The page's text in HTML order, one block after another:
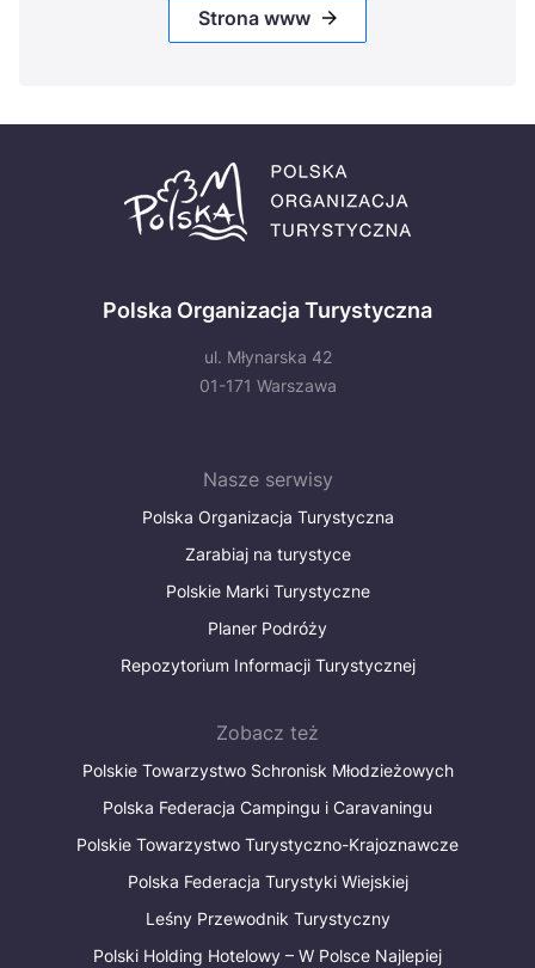
Strona www
Polska Organizacja Turystyczna
ul. Młynarska 42
01-171 Warszawa
Nasze serwisy
Polska Organizacja Turystyczna
Zarabiaj na turystyce
Polskie Marki Turystyczne
Planer Podróży
Repozytorium Informacji Turystycznej
Zobacz też
Polskie Towarzystwo Schronisk Młodzieżowych
Polska Federacja Campingu i Caravaningu
Polskie Towarzystwo Turystyczno-Krajoznawcze
Polska Federacja Turystyki Wiejskiej
Leśny Przewodnik Turystyczny
Polski Holding Hotelowy – W Polsce Najlepiej